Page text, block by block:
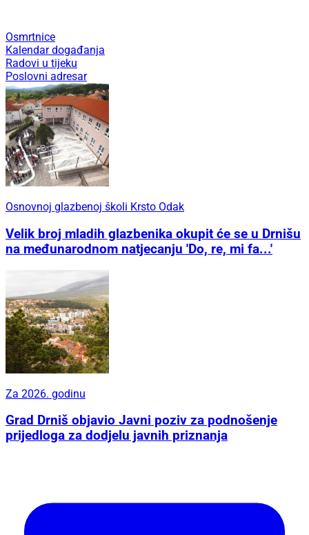
Osmrtnice
Kalendar događanja
Radovi u tijeku
Poslovni adresar
Osnovnoj glazbenoj školi Krsto Odak
Velik broj mladih glazbenika okupit će se u Drnišu
na međunarodnom natjecanju 'Do, re, mi fa...'
Za 2026. godinu
Grad Drniš objavio Javni poziv za podnošenje
prijedloga za dodjelu javnih priznanja